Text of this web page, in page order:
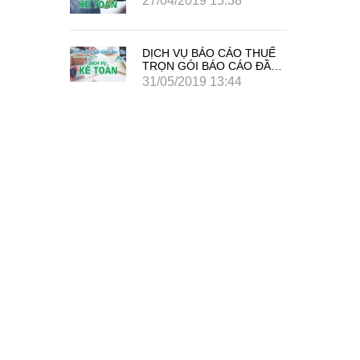
DỊCH VỤ BÁO CÁO THUẾ
TRỌN GÓI BÁO CÁO ĐẦY
ĐỦ GIÁ TIẾT KIỆM
31/05/2019 13:44